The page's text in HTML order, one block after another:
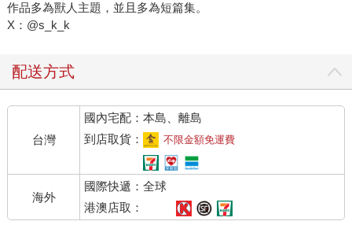
作品多為獸人主題，並且多為短篇集。
X：@s_k_k
配送方式
台灣
國內宅配：本島、離島
到店取貨：
不限金額免運費
海外
國際快遞：全球
港澳店取：